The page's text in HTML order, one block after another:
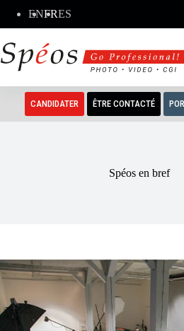
contenu
ENFRES
CANDIDATER ÊTRE CONTACTÉ
Spéos en bref